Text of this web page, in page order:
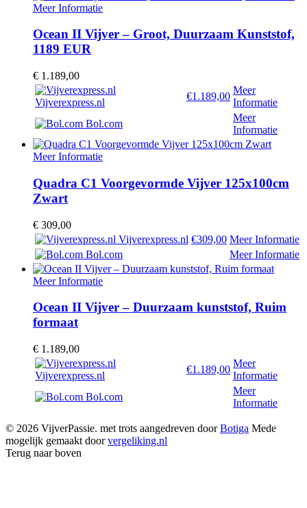
Meer Informatie
Ocean II Vijver – Groot, Duurzaam Kunststof,
1189 EUR
€ 1.189,00
Vijverexpress.nl
€1.189,00
Meer
Informatie
Bol.com
Meer
Informatie
Meer Informatie
Quadra C1 Voorgevormde Vijver 125x100cm
Zwart
€ 309,00
Vijverexpress.nl €309,00 Meer Informatie
Bol.com
Meer Informatie
Meer Informatie
Ocean II Vijver – Duurzaam kunststof, Ruim
formaat
€ 1.189,00
Vijverexpress.nl
€1.189,00
Meer
Informatie
Bol.com
Meer
Informatie
© 2026 VijverPassie. met trots aangedreven doorBotiga Mede
mogelijk gemaakt doorvergeliking.nl
Terug naar boven